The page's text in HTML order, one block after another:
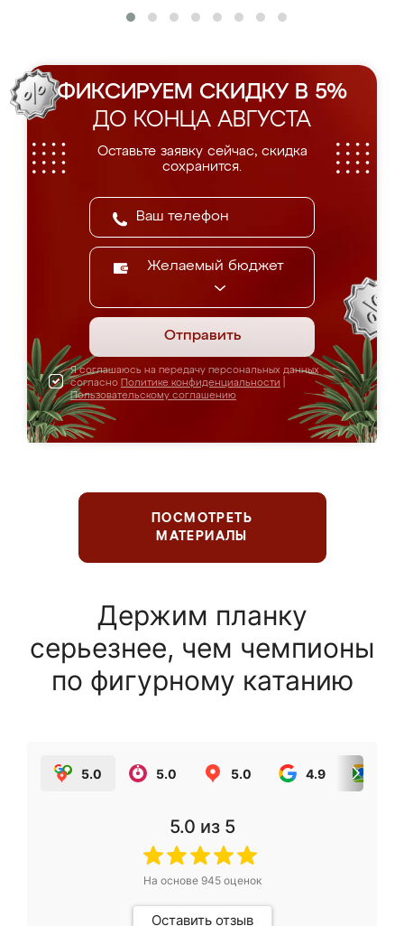
ФИКСИРУЕМ СКИДКУ В 5%
ДО КОНЦА АВГУСТА
Оставьте заявку сейчас, скидка
сохранится.
Желаемый бюджет
Отправить
Я соглашаюсь на передачу персональных данных
согласно Политике конфиденциальности
Пользовательскому соглашению
ПОСМОТРЕТЬ
МАТЕРИАЛЫ
Держим планку
серьезнее, чем чемпионы
по фигурному катанию
5.0 5.0 5.0 4.9
5.0 из 5
На основе 945оценок
Оставить отзыв